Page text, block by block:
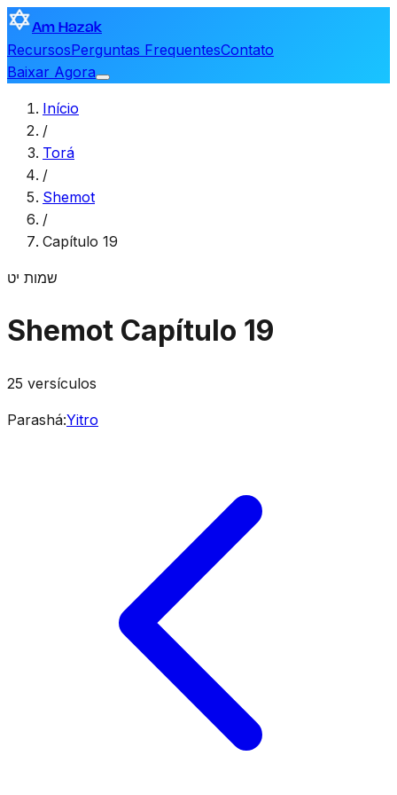
Am Hazak
RecursosPerguntas FrequentesContato
Baixar Agora
Início
/
Torá
/
Shemot
/
Capítulo 19
שמות יט
Shemot Capítulo 19
25 versículos
Parashá:Yitro